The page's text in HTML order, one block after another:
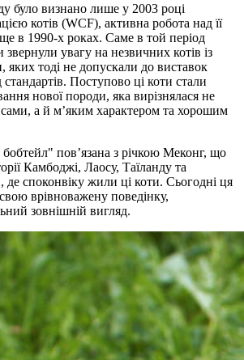
було визнано лише у 2003 році
котів (WCF), активна робота над її
в 1990-х роках. Саме в той період
звернули увагу на незвичних котів із
яких тоді не допускали до виставок
стандартів. Поступово ці коти стали
нової породи, яка вирізнялася не
а й м’яким характером та хорошим
пов’язана з річкою Меконг, що
Камбоджі, Лаосу, Таїланду та
споконвіку жили ці коти. Сьогодні ця
врівноважену поведінку,
зовнішній вигляд.